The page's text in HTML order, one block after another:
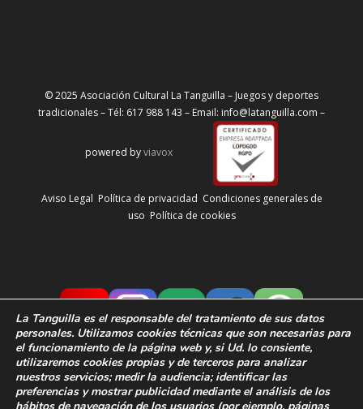
© 2025 Asociación Cultural La Tanguilla – Juegos y deportes
tradicionales – Tél: 617 988 143 – Email: info@latanguilla.com –
powered byviavox
Aviso Legal Política de privacidad Condiciones generales de
uso Política de cookies
La Tanguilla es el responsable del tratamiento de sus datos
personales. Utilizamos cookies técnicas que son necesarias para
el funcionamiento de la página web y, si Ud. lo consiente,
utilizaremos cookies propias y de terceros para analizar
nuestros servicios; medir la audiencia;identificar las
preferencias ymostrar publicidad mediante el análisis de los